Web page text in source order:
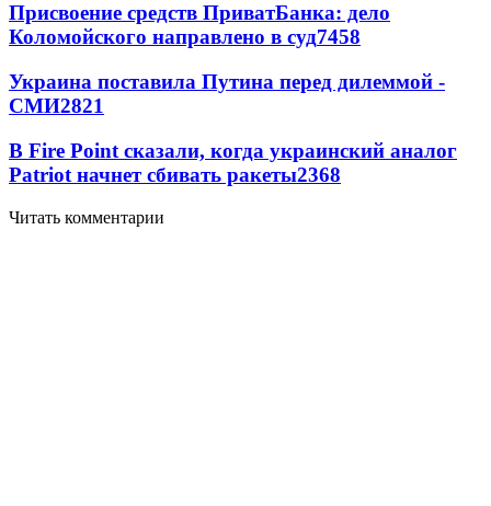
Присвоение средств ПриватБанка: дело
Коломойского направлено в суд7458
Украина поставила Путина перед дилеммой -
СМИ2821
В Fire Point сказали, когда украинский аналог
Patriot начнет сбивать ракеты2368
Читать комментарии